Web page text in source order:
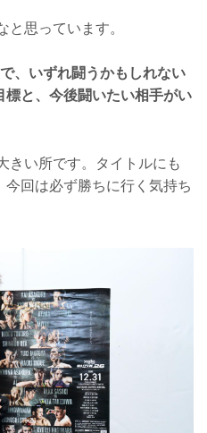
と思っています。
、いずれ闘うかもしれない
と、今後闘いたい相手がい
きい所です。タイトルにも
回は必ず勝ちに行く気持ち